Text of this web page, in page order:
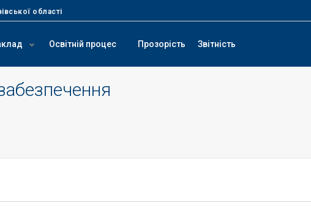
області
Освітній процес Прозорість Звітність